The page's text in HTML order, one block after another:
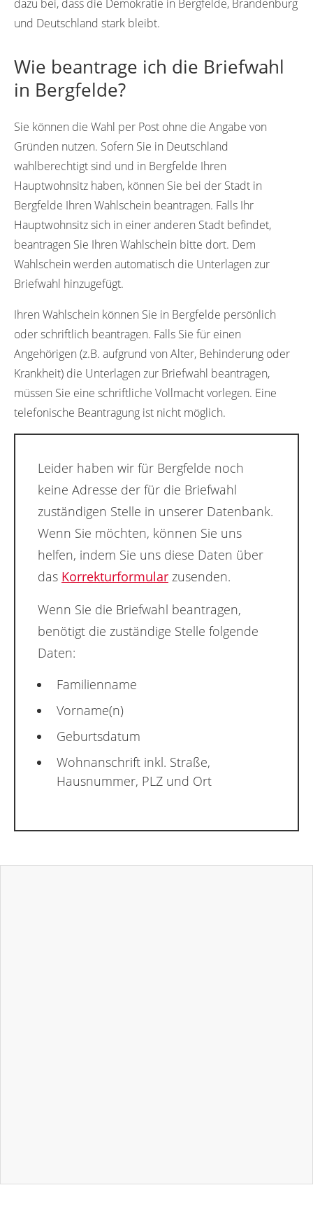
dazu bei, dass die Demokratie in Bergfelde, Brandenburg
und Deutschland stark bleibt.
Wie beantrage ich die Briefwahl
in Bergfelde?
Sie können die Wahl per Post ohne die Angabe von
Gründen nutzen. Sofern Sie in Deutschland
wahlberechtigt sind und in Bergfelde Ihren
Hauptwohnsitz haben, können Sie bei der Stadt in
Bergfelde Ihren Wahlschein beantragen. Falls Ihr
Hauptwohnsitz sich in einer anderen Stadt befindet,
beantragen Sie Ihren Wahlschein bitte dort. Dem
Wahlschein werden automatisch die Unterlagen zur
Briefwahl hinzugefügt.
Ihren Wahlschein können Sie in Bergfelde persönlich
oder schriftlich beantragen. Falls Sie für einen
Angehörigen (z.B. aufgrund von Alter, Behinderung oder
Krankheit) die Unterlagen zur Briefwahl beantragen,
müssen Sie eine schriftliche Vollmacht vorlegen. Eine
telefonische Beantragung ist nicht möglich.
Leider haben wir für Bergfelde noch
keine Adresse der für die Briefwahl
zuständigen Stelle in unserer Datenbank.
Wenn Sie möchten, können Sie uns
helfen, indem Sie uns diese Daten über
das Korrekturformular zusenden.
Wenn Sie die Briefwahl beantragen,
benötigt die zuständige Stelle folgende
Daten:
Familienname
Vorname(n)
Geburtsdatum
Wohnanschrift inkl. Straße,
Hausnummer, PLZ und Ort